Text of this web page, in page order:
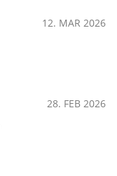
12. MAR 2026
28. FEB 2026